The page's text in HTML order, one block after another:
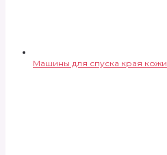
Машины для спуска края кожи